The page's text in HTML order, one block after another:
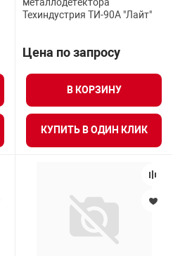
Техиндустрия ТИ-90А "Лайт"
Цена по запросу
В КОРЗИНУ
КУПИТЬ В ОДИН КЛИК